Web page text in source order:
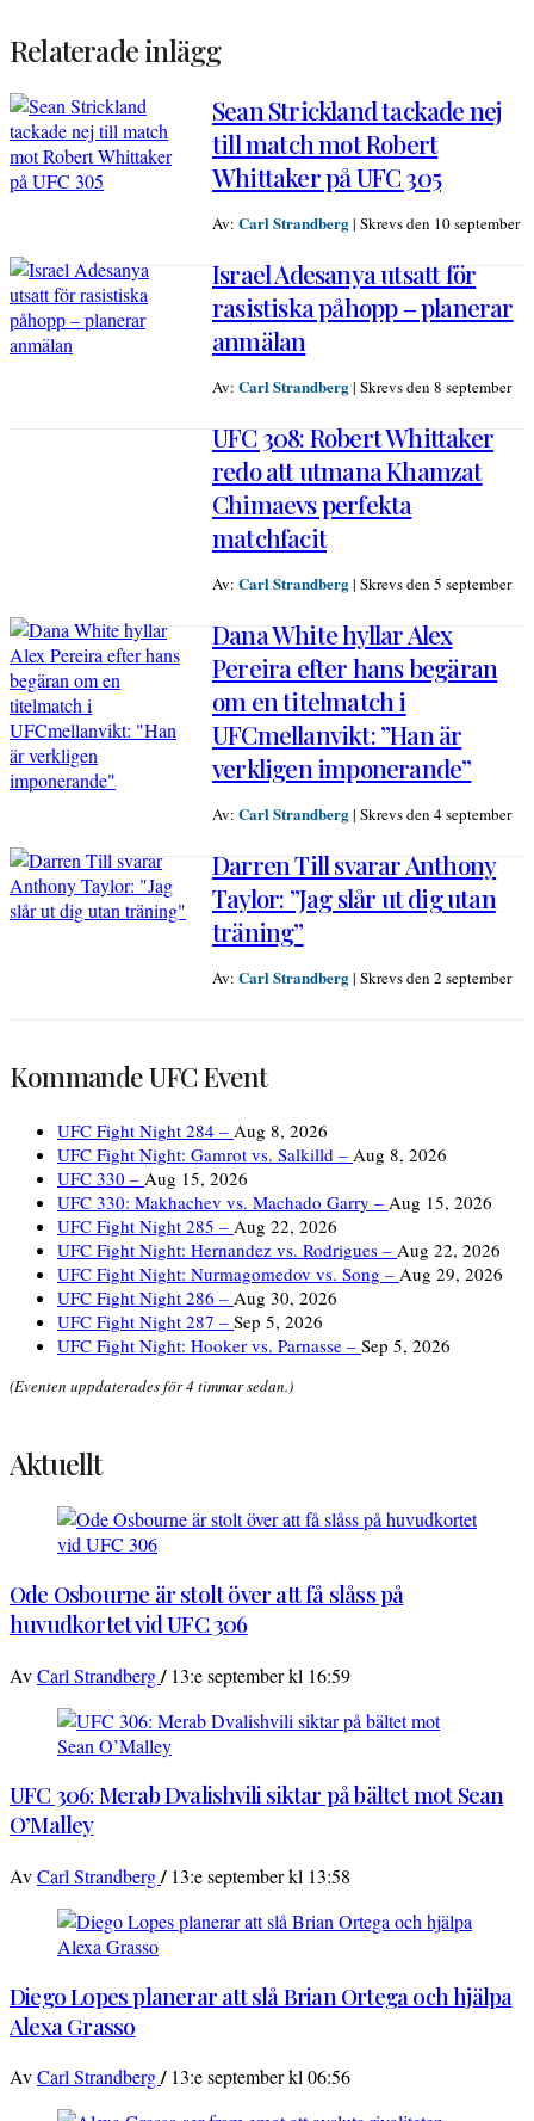
Relaterade inlägg
Sean Strickland tackade nej
till match mot Robert
Whittaker på UFC 305
Av: Carl Strandberg| Skrevs den 10 september
Israel Adesanya utsatt för
rasistiska påhopp – planerar
anmälan
Av: Carl Strandberg| Skrevs den 8 september
UFC 308: Robert Whittaker
redo att utmana Khamzat
Chimaevs perfekta
matchfacit
Av: Carl Strandberg| Skrevs den 5 september
Dana White hyllar Alex
Pereira efter hans begäran
om en titelmatch i
UFCmellanvikt: ”Han är
verkligen imponerande”
Av: Carl Strandberg| Skrevs den 4 september
Darren Till svarar Anthony
Taylor: ”Jag slår ut dig utan
träning”
Av: Carl Strandberg| Skrevs den 2 september
Kommande UFC Event
UFC Fight Night 284 – Aug 8, 2026
UFC Fight Night: Gamrot vs. Salkilld – Aug 8, 2026
UFC 330 – Aug 15, 2026
UFC 330: Makhachev vs. Machado Garry – Aug 15, 2026
UFC Fight Night 285 – Aug 22, 2026
UFC Fight Night: Hernandez vs. Rodrigues – Aug 22, 2026
UFC Fight Night: Nurmagomedov vs. Song – Aug 29, 2026
UFC Fight Night 286 – Aug 30, 2026
UFC Fight Night 287 – Sep 5, 2026
UFC Fight Night: Hooker vs. Parnasse – Sep 5, 2026
(Eventen uppdaterades för 4 timmar sedan.)
Aktuellt
Ode Osbourne är stolt över att få slåss på
huvudkortet vid UFC 306
AvCarl Strandberg/ 13:e september kl 16:59
UFC 306: Merab Dvalishvili siktar på bältet mot Sean
O’Malley
AvCarl Strandberg/ 13:e september kl 13:58
Diego Lopes planerar att slå Brian Ortega och hjälpa
Alexa Grasso
AvCarl Strandberg/ 13:e september kl 06:56